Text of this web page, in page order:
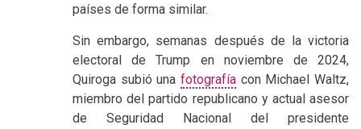
países de forma similar.
Sin embargo, semanas después de la victoria
electoral de Trump en noviembre de 2024,
Quiroga subió una fotografía con Michael Waltz,
miembro del partido republicano y actual asesor
de Seguridad Nacional del presidente